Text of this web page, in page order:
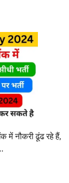
नौकरी ढूंढ रहे हैं,